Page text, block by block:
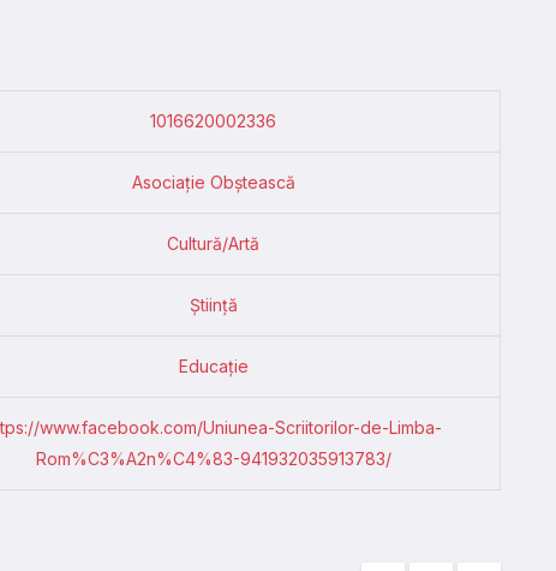
1016620002336
Asociație Obștească
Cultură/Artă
Știință
Educație
www.facebook.com/Uniunea-Scriitorilor-de-Limba-
Rom%C3%A2n%C4%83-941932035913783/